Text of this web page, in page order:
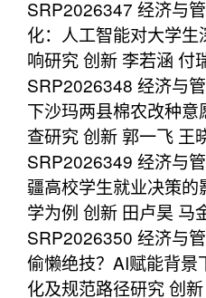
SRP2026347 经济与
化：人工智能对大学
响研究 创新 李若涵 付
SRP2026348 经济与
下沙玛两县棉农改种
查研究 创新 郭一飞 王
SRP2026349 经济与
疆高校学生就业决策
学为例 创新 田卢昊 马
SRP2026350 经济与
偷懒绝技？AI赋能背
化及规范路径研究 创